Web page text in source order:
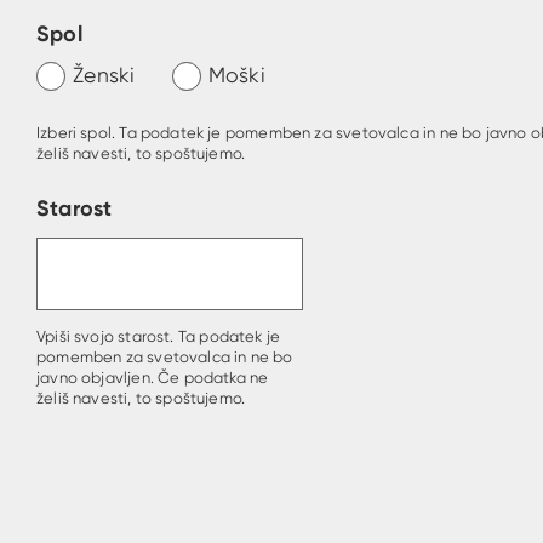
Spol
Ženski Moški
Izberi spol. Ta podatek je pomemben za svetovalca in ne bo javno
želiš navesti, to spoštujemo.
Starost
Vpiši svojo starost. Ta podatek je
pomemben za svetovalca in ne bo
javno objavljen. Če podatka ne
želiš navesti, to spoštujemo.